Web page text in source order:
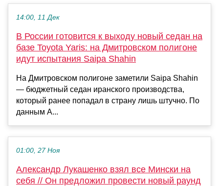
14:00, 11 Дек
В России готовится к выходу новый седан на
базе Toyota Yaris: на Дмитровском полигоне
идут испытания Saipa Shahin
На Дмитровском полигоне заметили Saipa Shahin
— бюджетный седан иранского производства,
который ранее попадал в страну лишь штучно. По
данным А...
01:00, 27 Ноя
Александр Лукашенко взял все Мински на
себя // Он предложил провести новый раунд